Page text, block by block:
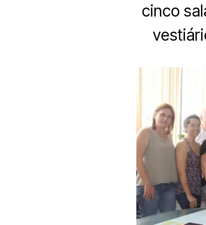
cinco